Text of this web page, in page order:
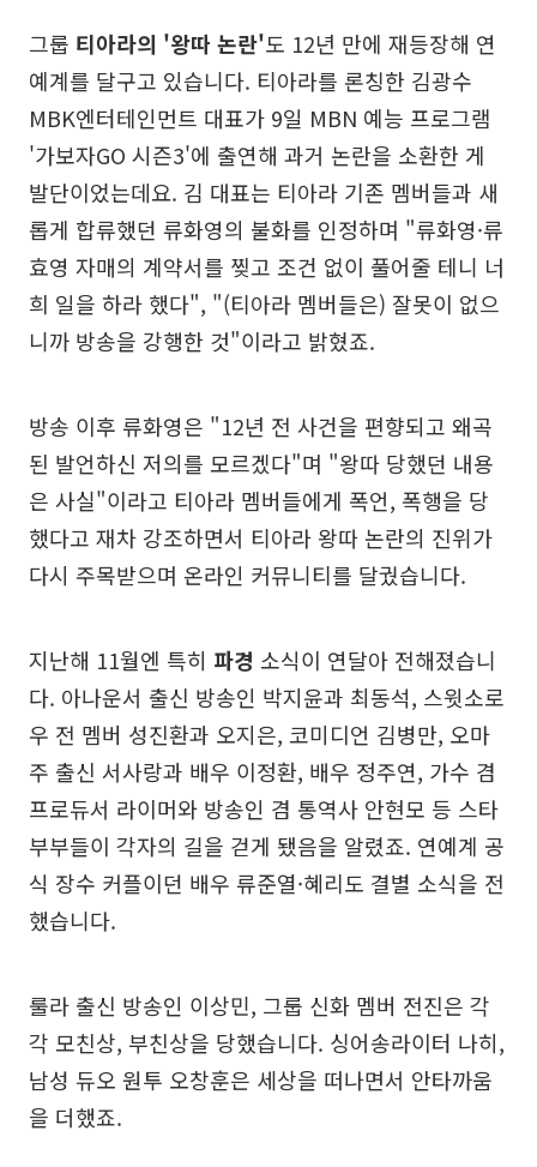
그룹 티아라의 '왕따 논란'도 12년 만에 재등장해 연
예계를 달구고 있습니다. 티아라를 론칭한 김광수
MBK엔터테인먼트 대표가 9일 MBN 예능 프로그램
'가보자GO 시즌3'에 출연해 과거 논란을 소환한 게
발단이었는데요. 김 대표는 티아라 기존 멤버들과 새
롭게 합류했던 류화영의 불화를 인정하며 "류화영·류
효영 자매의 계약서를 찢고 조건 없이 풀어줄 테니 너
희 일을 하라 했다", "(티아라 멤버들은) 잘못이 없으
니까 방송을 강행한 것"이라고 밝혔죠.
방송 이후 류화영은 "12년 전 사건을 편향되고 왜곡
된 발언하신 저의를 모르겠다"며 "왕따 당했던 내용
은 사실"이라고 티아라 멤버들에게 폭언, 폭행을 당
했다고 재차 강조하면서 티아라 왕따 논란의 진위가
다시 주목받으며 온라인 커뮤니티를 달궜습니다.
지난해 11월엔 특히 파경 소식이 연달아 전해졌습니
다. 아나운서 출신 방송인 박지윤과 최동석, 스윗소로
우 전 멤버 성진환과 오지은, 코미디언 김병만, 오마
주 출신 서사랑과 배우 이정환, 배우 정주연, 가수 겸
프로듀서 라이머와 방송인 겸 통역사 안현모 등 스타
부부들이 각자의 길을 걷게 됐음을 알렸죠. 연예계 공
식 장수 커플이던 배우 류준열·혜리도 결별 소식을 전
했습니다.
룰라 출신 방송인 이상민, 그룹 신화 멤버 전진은 각
각 모친상, 부친상을 당했습니다. 싱어송라이터 나히,
남성 듀오 원투 오창훈은 세상을 떠나면서 안타까움
을 더했죠.